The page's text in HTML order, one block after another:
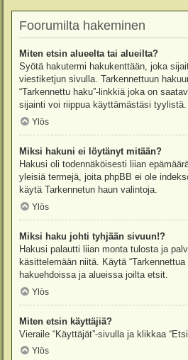
Foorumilta hakeminen
Miten etsin alueelta tai alueilta?
Syötä hakutermi hakukenttään, joka
viestiketjun sivulla. Tarkennettuun
“Tarkennettu haku”-linkkiä joka on
sijainti voi riippua käyttämästäsi tyylistä.
Ylös
Miksi hakuni ei löytänyt mitään?
Hakusi oli todennäköisesti liian
yleisiä termejä, joita phpBB ei ole
käytä Tarkennetun haun valintoja.
Ylös
Miksi haku johti tyhjään sivuun!?
Hakusi palautti liian monta tulosta ja
käsittelemään niitä. Käytä
hakuehdoissa ja alueissa joilta etsit.
Ylös
Miten etsin käyttäjiä?
Vieraile “Käyttäjät”-sivulla ja klikkaa
Ylös